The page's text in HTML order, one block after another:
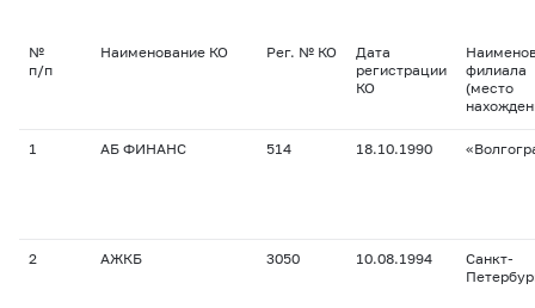
№
п/п
Наименование КО Рег. № КО
Дата
регистрации
КО
филиала
(место
1 АБ ФИНАНС 514 18.10.1990
2 АЖКБ 3050 10.08.1994
Санкт-